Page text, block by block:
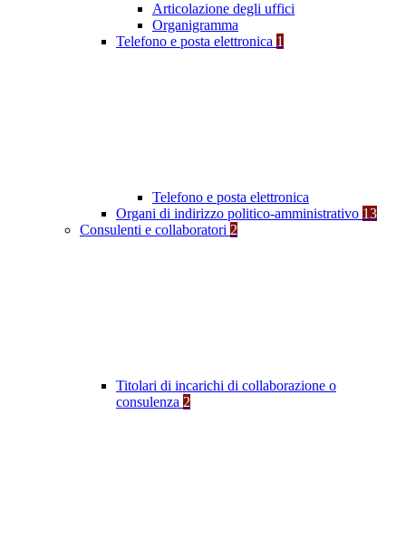
Articolazione degli uffici
Organigramma
Telefono e posta elettronica 1
Telefono e posta elettronica
Organi di indirizzo politico-amministrativo 13
Consulenti e collaboratori 2
Titolari di incarichi di collaborazione o
consulenza 2